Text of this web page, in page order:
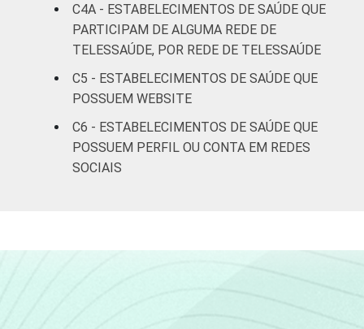
Interior 34 65
Fonte: CGI/NIC.br, Centro Regional de
Estudos para o Desenvolvimento da
Sociedade da Informação (Cetic.br),
informação e comunicação nos
estabelecimentos de saúde brasileiros – TIC
Saúde 2018.
C4A - ESTABELECIMENTOS DE SAÚDE QUE
PARTICIPAM DE ALGUMA REDE DE
TELESSAÚDE, POR REDE DE TELESSAÚDE
C5 - ESTABELECIMENTOS DE SAÚDE QUE
POSSUEM WEBSITE
C6 - ESTABELECIMENTOS DE SAÚDE QUE
POSSUEM PERFIL OU CONTA EM REDES
SOCIAIS